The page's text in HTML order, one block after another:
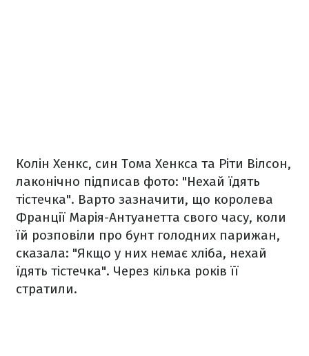
Колін Хенкс, син Тома Хенкса та Ріти Вілсон,
лаконічно підписав фото: "Нехай їдять
тістечка". Варто зазначити, що королева
Франції Марія-Антуанетта свого часу, коли
їй розповіли про бунт голодних парижан,
сказала: "Якщо у них немає хліба, нехай
їдять тістечка". Через кілька років її
стратили.